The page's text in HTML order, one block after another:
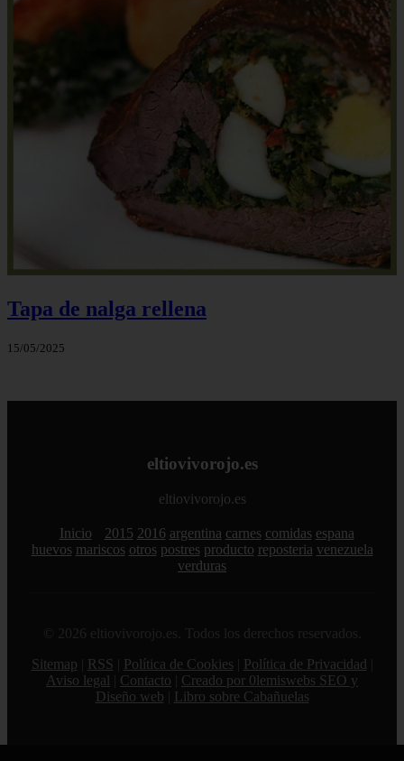
Tapa de nalga rellena
15/05/2025
eltiovivorojo.es
eltiovivorojo.es
Inicio 2015 2016 argentina carnes comidas espana
huevos mariscos otros postres producto reposteria venezuela
verduras
© 2026 eltiovivorojo.es. Todos los derechos reservados.
Sitemap
RSS Política de Cookies Política de Privacidad
Aviso legal
Contacto
Creado por 0lemiswebs SEO y
Diseño web
Libro sobre Cabañuelas